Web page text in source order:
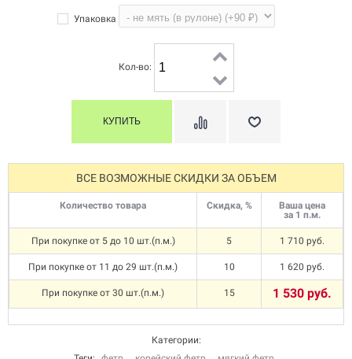
Упаковка
Кол-во:
ВСЕ ВОЗМОЖНЫЕ СКИДКИ ЗА ОБЪЕМ
Количество товара Скидка, %
Ваша цена
за 1 п.м.
При покупке от 5 до 10 шт.(п.м.) 5 1 710 руб.
При покупке от 11 до 29 шт.(п.м.) 10 1 620 руб.
При покупке от 30 шт.(п.м.) 15 1 530 руб.
Категории: